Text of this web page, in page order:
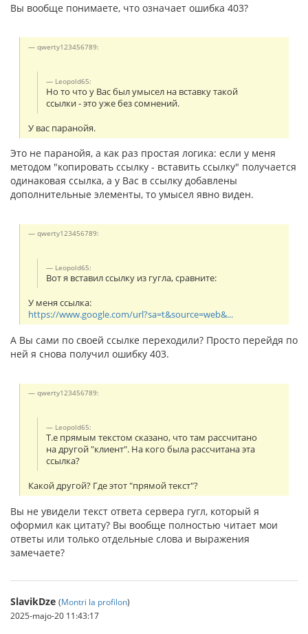
Вы вообще понимаете, что означает ошибка 403?
qwerty123456789:
Leopold65:
Но то что у Вас был умысел на вставку такой
ссылки - это уже без сомнений.
У вас паранойя.
Это не паранойя, а как раз простая логика: если у меня
методом "копировать ссылку - вставить ссылку" получается
одинаковая ссылка, а у Вас в ссылку добавлены
дополнительные элементы, то умысел явно виден.
qwerty123456789:
Leopold65:
Вот я вставил ссылку из гугла, сравните:
У меня ссылка:
https://www.google.com/url?sa=t&source=web&...
А Вы сами по своей ссылке переходили? Просто перейдя по
ней я снова получил ошибку 403.
qwerty123456789:
Leopold65:
Т.е прямым текстом сказано, что там рассчитано
на другой "клиент". На кого была рассчитана эта
ссылка?
Какой другой? Где этот "прямой текст"?
Вы не увидели текст ответа сервера гугл, который я
оформил как цитату? Вы вообще полностью читает мои
ответы или только отдельные слова и выражения
замечаете?
SlavikDze (Montri la profilon)
2025-majo-20 11:43:17